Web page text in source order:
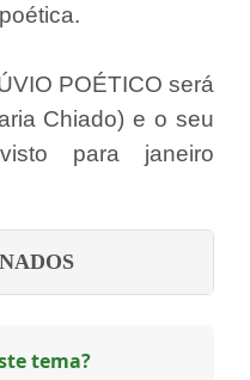
POÉTICO será
Chiado) e o seu
para janeiro
tema?